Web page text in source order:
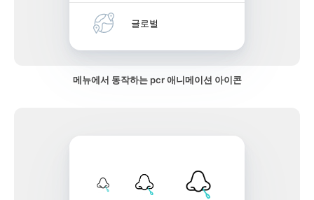
글로벌
메뉴에서 동작하는 pcr 애니메이션 아이콘